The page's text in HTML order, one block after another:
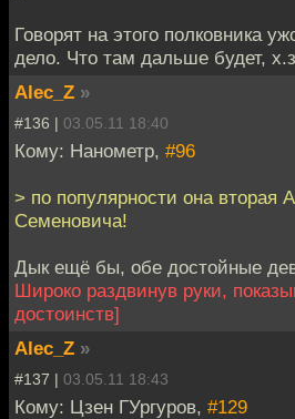
Говорят на этого полковника
дело. Что там дальше будет,
Alec_Z »
#136 | 03.05.11 18:40
Кому: Нанометр, #96
> по популярности она вторая
Семеновича!
Дык ещё бы, обе достойные
Широко раздвинув руки,
достоинств]
Alec_Z »
#137 | 03.05.11 18:43
Кому: Цзен ГУргуров, #129